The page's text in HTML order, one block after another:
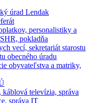
úrad Lendak
personalistiky a
pokladňa
vecí, sekretariát starostu
obecného úradu
obyvateľstva a matriky,
televízia, správa
správa IT